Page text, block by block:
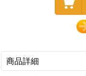
商品詳細